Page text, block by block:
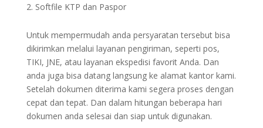
Softfile KTP dan Paspor
Untuk mempermudah anda persyaratan tersebut bisa
dikirimkan melalui layanan pengiriman, seperti pos,
TIKI, JNE, atau layanan ekspedisi favorit Anda. Dan
anda juga bisa datang langsung ke alamat kantor kami.
Setelah dokumen diterima kami segera proses dengan
cepat dan tepat. Dan dalam hitungan beberapa hari
dokumen anda selesai dan siap untuk digunakan.